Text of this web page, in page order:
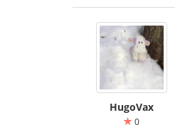
HugoVax
0